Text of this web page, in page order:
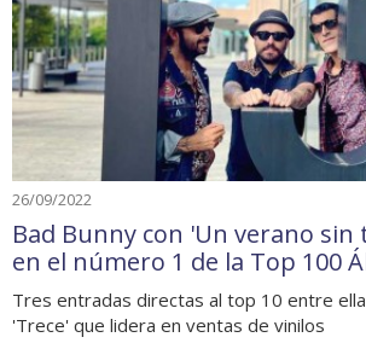
26/09/2022
Bad Bunny con 'Un verano sin
en el número 1 de la Top 100
Tres entradas directas al top 10 entre
'Trece' que lidera en ventas de vinilos